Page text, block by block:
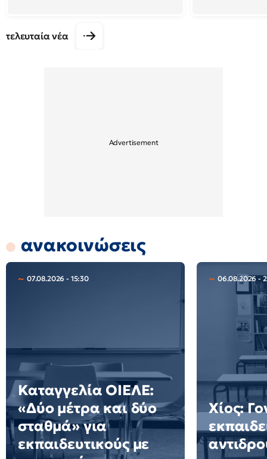
τελευταία νέα
ανακοινώσεις
07.08.2026 - 15:30
Καταγγελία ΟΙΕΛΕ:
«Δύο μέτρα και δύο
σταθμά» για
εκπαιδευτικούς με
06.08.2026 -
Χίος: